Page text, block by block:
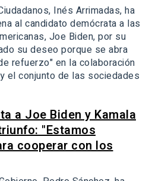
Inés Arrimadas, ha
al candidato demócrata a las
Joe Biden, por su
su deseo porque se abra
refuerzo" en la colaboración
y el conjunto de las sociedades
a Joe Biden y Kamala
"Estamos
cooperar con los